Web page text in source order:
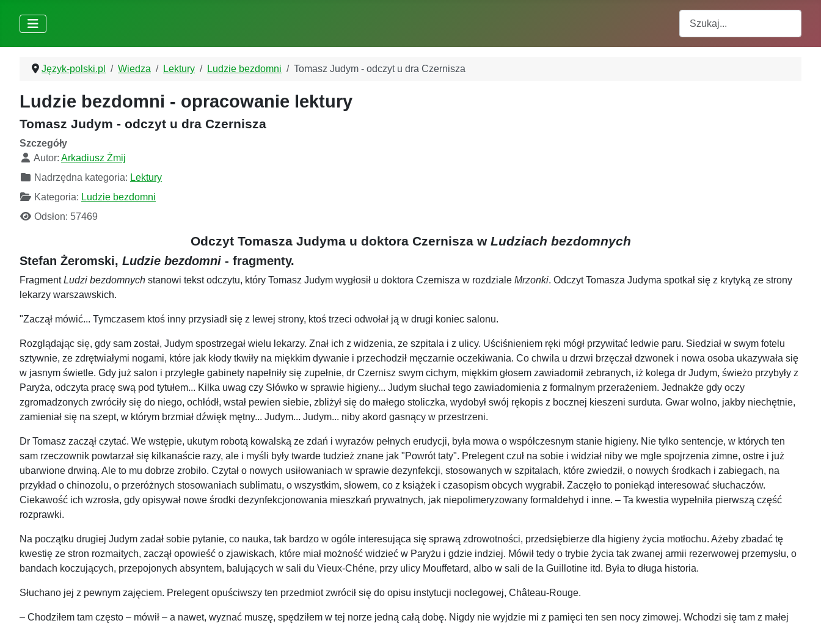
Język-polski.pl Wiedza Lektury Ludzie bezdomni Tomasz Judym - odczyt u dra Czernisza
Ludzie bezdomni - opracowanie lektury
Tomasz Judym - odczyt u dra Czernisza
Szczegóły
Autor: Arkadiusz Żmij
Nadrzędna kategoria: Lektury
Kategoria: Ludzie bezdomni
Odsłon: 57469
Odczyt Tomasza Judyma u doktora Czernisza wLudziach bezdomnych
Stefan Żeromski, Ludzie bezdomni - fragmenty.
FragmentLudzi bezdomnych stanowi tekst odczytu, który Tomasz Judym wygłosił u doktora Czernisza w rozdziale Mrzonki. Odczyt Tomasza Judyma spotkał się z krytyką ze strony
lekarzy warszawskich.
"Zaczął mówić... Tymczasem ktoś inny przysiadł się z lewej strony, ktoś trzeci odwołał ją w drugi koniec salonu.
Rozglądając się, gdy sam został, Judym spostrzegał wielu lekarzy. Znał ich z widzenia, ze szpitala i z ulicy. Uściśnieniem ręki mógł przywitać ledwie paru. Siedział w swym fotelu
sztywnie, ze zdrętwiałymi nogami, które jak kłody tkwiły na miękkim dywanie i przechodził męczarnie oczekiwania. Co chwila u drzwi brzęczał dzwonek i nowa osoba ukazywała się
w jasnym świetle. Gdy już salon i przyległe gabinety napełniły się zupełnie, dr Czernisz swym cichym, miękkim głosem zawiadomił zebranych, iż kolega dr Judym, świeżo przybyły z
Paryża, odczyta pracę swą pod tytułem... Kilka uwag czy Słówko w sprawie higieny... Judym słuchał tego zawiadomienia z formalnym przerażeniem. Jednakże gdy oczy
zgromadzonych zwróciły się do niego, ochłódł, wstał pewien siebie, zbliżył się do małego stoliczka, wydobył swój rękopis z bocznej kieszeni surduta. Gwar wolno, jakby niechętnie,
zamieniał się na szept, w którym brzmiał dźwięk mętny... Judym... Judym... niby akord gasnący w przestrzeni.
Dr Tomasz zaczął czytać. We wstępie, ukutym robotą kowalską ze zdań i wyrazów pełnych erudycji, była mowa o współczesnym stanie higieny. Nie tylko sentencje, w których ten
sam rzeczownik powtarzał się kilkanaście razy, ale i myśli były twarde tudzież znane jak "Powrót taty". Prelegent czuł na sobie i widział niby we mgle spojrzenia zimne, ostre i już
ubarwione drwiną. Ale to mu dobrze zrobiło. Czytał o nowych usiłowaniach w sprawie dezynfekcji, stosowanych w szpitalach, które zwiedził, o nowych środkach i zabiegach, na
przykład o chinozolu, o przeróżnych stosowaniach sublimatu, o wszystkim, słowem, co z książek i czasopism obcych wygrabił. Zaczęło to poniekąd interesować słuchaczów.
Ciekawość ich wzrosła, gdy opisywał nowe środki dezynfekcjonowania mieszkań prywatnych, jak niepolimeryzowany formaldehyd i inne. – Ta kwestia wypełniła pierwszą część
rozprawki.
Na początku drugiej Judym zadał sobie pytanie, co nauka, tak bardzo w ogóle interesująca się sprawą zdrowotności, przedsiębierze dla higieny życia motłochu. Ażeby zbadać tę
kwestię ze stron rozmaitych, zaczął opowieść o zjawiskach, które miał możność widzieć w Paryżu i gdzie indziej. Mówił tedy o trybie życia tak zwanej armii rezerwowej przemysłu, o
bandach koczujących, przepojonych absyntem, balujących w sali du Vieux-Chéne, przy ulicy Mouffetard, albo w sali de la Guillotine itd. Była to długa historia.
Słuchano jej z pewnym zajęciem. Prelegent opuściwszy ten przedmiot zwrócił się do opisu instytucji noclegowej, Château-Rouge.
– Chodziłem tam często – mówił – a nawet, wyznać muszę, spędziłem w tej norze jedną całą dobę. Nigdy nie wyjdzie mi z pamięci ten sen nocy zimowej. Wchodzi się tam z małej